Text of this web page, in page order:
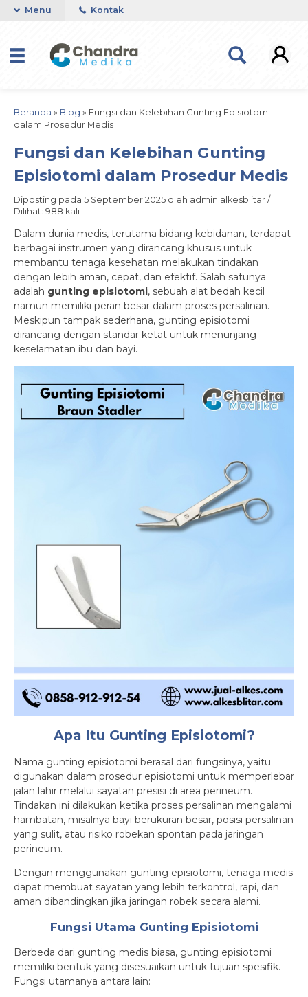
Menu Kontak
Beranda » Blog » Fungsi dan Kelebihan Gunting Episiotomi
dalam Prosedur Medis
Fungsi dan Kelebihan Gunting
Episiotomi dalam Prosedur Medis
Diposting pada 5 September 2025 oleh admin alkesblitar /
Dilihat: 988 kali
Dalam dunia medis, terutama bidang kebidanan, terdapat
berbagai instrumen yang dirancang khusus untuk
membantu tenaga kesehatan melakukan tindakan
dengan lebih aman, cepat, dan efektif. Salah satunya
adalah gunting episiotomi, sebuah alat bedah kecil
namun memiliki peran besar dalam proses persalinan.
Meskipun tampak sederhana, gunting episiotomi
dirancang dengan standar ketat untuk menunjang
keselamatan ibu dan bayi.
Apa Itu Gunting Episiotomi?
Nama gunting episiotomi berasal dari fungsinya, yaitu
digunakan dalam prosedur episiotomi untuk memperlebar
jalan lahir melalui sayatan presisi di area perineum.
Tindakan ini dilakukan ketika proses persalinan mengalami
hambatan, misalnya bayi berukuran besar, posisi persalinan
yang sulit, atau risiko robekan spontan pada jaringan
perineum.
Dengan menggunakan gunting episiotomi, tenaga medis
dapat membuat sayatan yang lebih terkontrol, rapi, dan
aman dibandingkan jika jaringan robek secara alami.
Fungsi Utama Gunting Episiotomi
Berbeda dari gunting medis biasa, gunting episiotomi
memiliki bentuk yang disesuaikan untuk tujuan spesifik.
Fungsi utamanya antara lain: